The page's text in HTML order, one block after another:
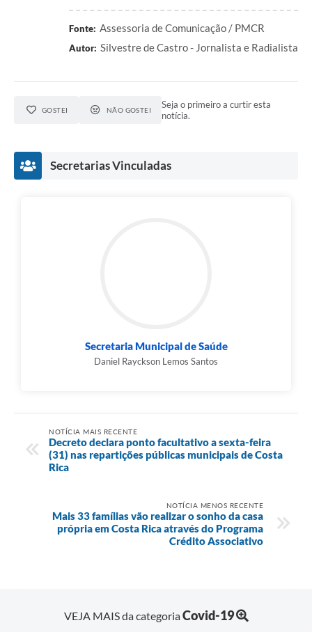
Fonte: Assessoria de Comunicação / PMCR
Autor: Silvestre de Castro - Jornalista e Radialista
GOSTEI NÃO GOSTEI
Seja o primeiro a curtir esta
notícia.
Secretarias Vinculadas
Secretaria Municipal de Saúde
Daniel Rayckson Lemos Santos
NOTÍCIA MAIS RECENTE
Decreto declara ponto facultativo a sexta-feira
(31) nas repartições públicas municipais de Costa
Rica
NOTÍCIA MENOS RECENTE
Mais 33 famílias vão realizar o sonho da casa
própria em Costa Rica através do Programa
Crédito Associativo
VEJA MAIS da categoriaCovid-19